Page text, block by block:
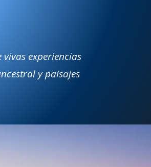
experiencias
y paisajes